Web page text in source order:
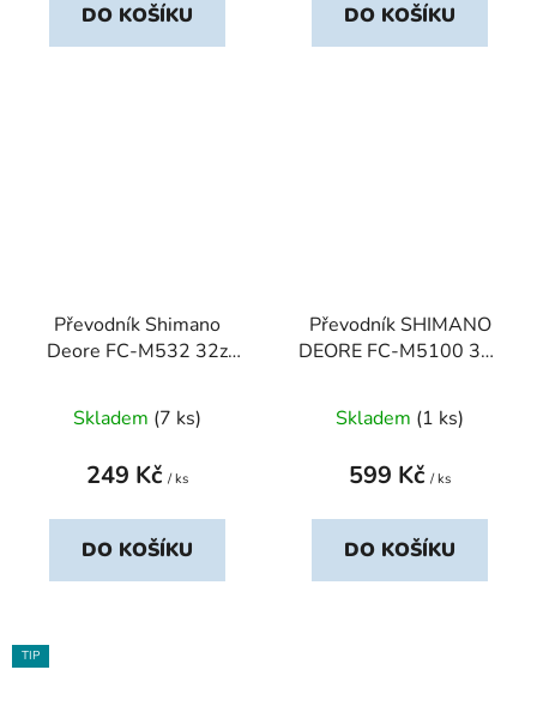
DO KOŠÍKU DO KOŠÍKU
Převodník Shimano
Deore FC-M532 32z
Skladem (7 ks)
249 Kč / ks
DO KOŠÍKU
Převodník SHIMANO
DEORE FC-M5100 36z
Skladem (1 ks)
599 Kč / ks
DO KOŠÍKU
TIP